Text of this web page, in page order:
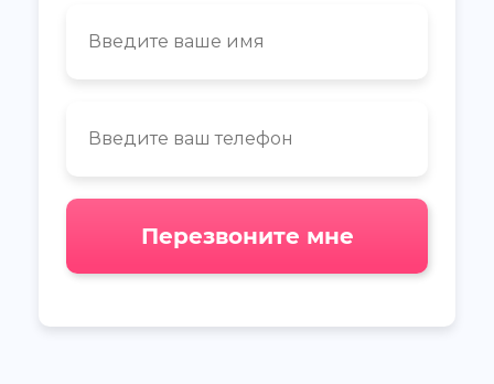
Перезвоните мне